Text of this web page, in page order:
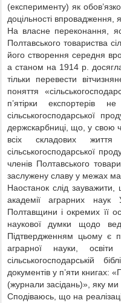
(експерименту) як
доцільності впровадження,
На власне переконання,
Полтавського товариства
його створення середня
а станом на 1914 р.
тільки перевести
поняття
п’ятірки експортерів
сільськогосподарської
держскарбниці, що, у свою
всіх складових життя
сільськогосподарської
членів Полтавського
заслужену славу у межах
Наостанок слід зауважити,
академії аграрних
Полтавщини і окремих її
наукової думки щодо
Підтвердженням цьому є
аграрної науки,
сільськогосподарській
документів у п’яти книгах:
(журнали засідань)», яку
Сподіваюсь, що на